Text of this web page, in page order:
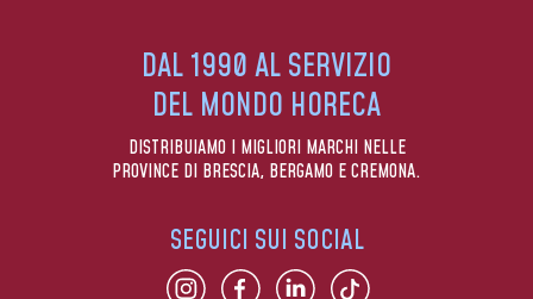
DAL 1990 AL SERVIZIO
DEL MONDO HORECA
DISTRIBUIAMO I MIGLIORI MARCHI NELLE
PROVINCE DI BRESCIA, BERGAMO E CREMONA.
SEGUICI SUI SOCIAL